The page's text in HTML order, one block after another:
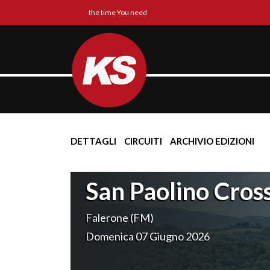
the time You need
DETTAGLI CIRCUITI ARCHIVIO EDIZIONI
San Paolino
Falerone (FM)
Domenica 07 Giugno 2026